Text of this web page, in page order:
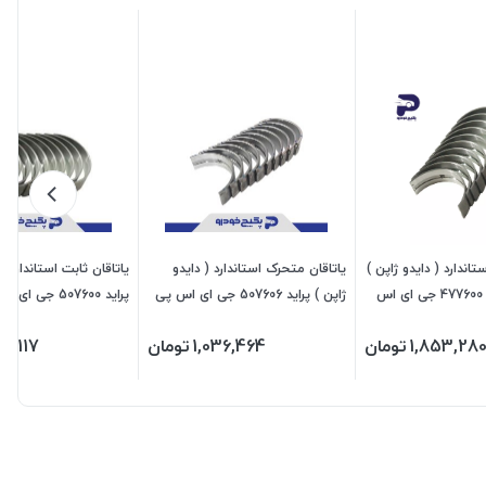
( دایدو ژاپن )
پژو 405 پارس 477600 جی ای اس
1,853,280تومان
یاتاقان متحرک استاندارد ( دایدو
ژاپن ) پراید 507606 جی ای اس پی
1,036,464تومان
یاتاقان ثابت
پراید 507600 جی ای اس پی